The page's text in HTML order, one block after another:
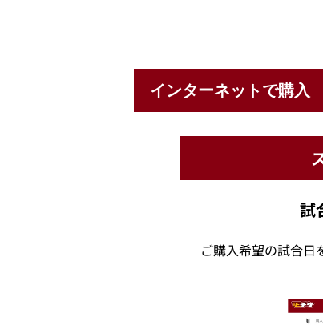
インターネットで購入
試
ご購入希望の試合日